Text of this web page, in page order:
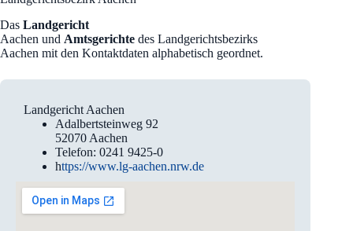
Das Landgericht
Aachen und Amtsgerichte des Landgerichtsbezirks
Aachen mit den Kontaktdaten alphabetisch geordnet.
Landgericht Aachen
Adalbertsteinweg 92
52070 Aachen
Telefon: 0241 9425-0
https://www.lg-aachen.nrw.de